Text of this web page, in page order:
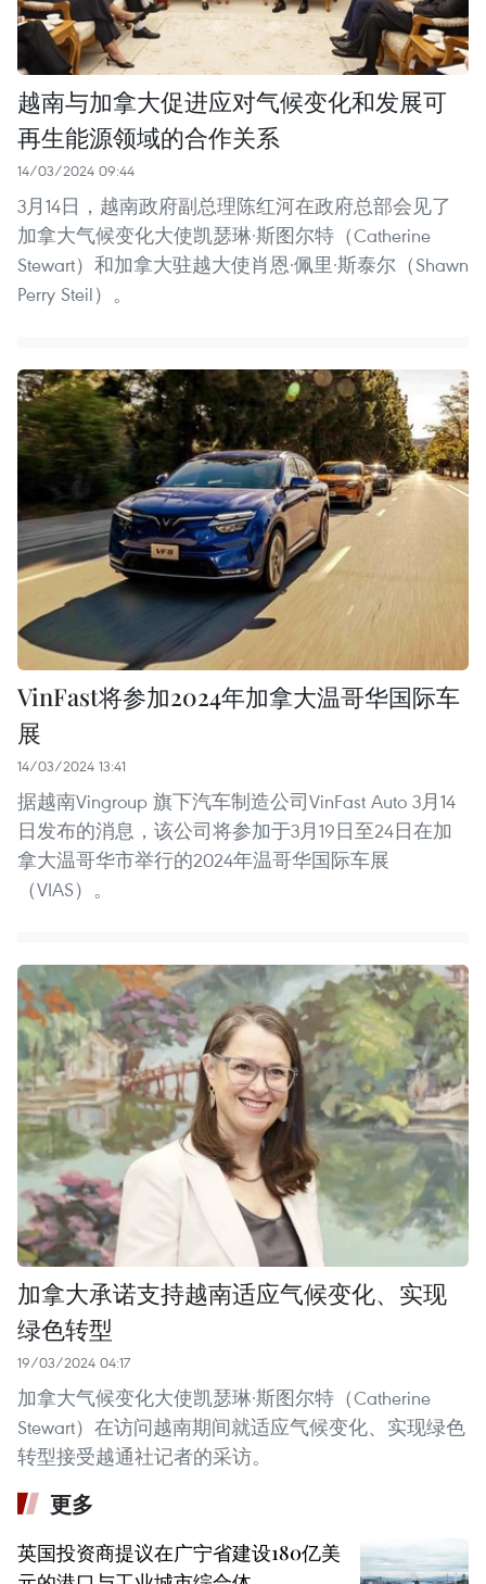
越南与加拿大促进应对气候变化和发展可
再生能源领域的合作关系
14/03/2024 09:44
3月14日，越南政府副总理陈红河在政府总部会见了
加拿大气候变化大使凯瑟琳·斯图尔特（Catherine
Stewart）和加拿大驻越大使肖恩·佩里·斯泰尔（Shawn
Perry Steil）。
VinFast将参加2024年加拿大温哥华国际车
展
14/03/2024 13:41
据越南Vingroup 旗下汽车制造公司VinFast Auto 3月14
日发布的消息，该公司将参加于3月19日至24日在加
拿大温哥华市举行的2024年温哥华国际车展
（VIAS）。 ​
加拿大承诺支持越南适应气候变化、实现
绿色转型
19/03/2024 04:17
加拿大气候变化大使凯瑟琳·斯图尔特（Catherine
Stewart）在访问越南期间就适应气候变化、实现绿色
转型接受越通社记者的采访。
更多
英国投资商提议在广宁省建设180亿美